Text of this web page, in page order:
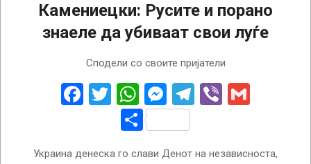
Камениецки: Русите и порано
знаеле да убиваат свои луѓе
Сподели со своите пријатели
Facebook
TwitterWhatsApp
Messenger
Telegram
Viber
Share
Украина денеска го слави Денот на независноста,